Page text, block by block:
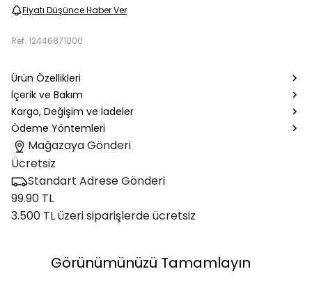
Fiyatı Düşünce Haber Ver
Ref. 12446871000
Ürün Özellikleri
İçerik ve Bakım
Kargo, Değişim ve İadeler
Ödeme Yöntemleri
Mağazaya Gönderi
Ücretsiz
Standart Adrese Gönderi
99.90 TL
3.500 TL üzeri siparişlerde ücretsiz
Görünümünüzü Tamamlayın